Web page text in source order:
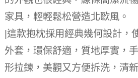
家具，輕輕鬆松營造北歐風。
|這款抱枕採用經典幾何設計，
外套，環保舒適，質地厚實，
形拉鍊，美觀又方便拆洗，清